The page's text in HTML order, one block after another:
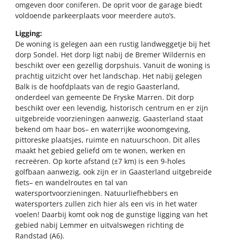
omgeven door coniferen. De oprit voor de garage biedt
voldoende parkeerplaats voor meerdere auto’s.
Ligging:
De woning is gelegen aan een rustig landweggetje bij het
dorp Sondel. Het dorp ligt nabij de Bremer Wildernis en
beschikt over een gezellig dorpshuis. Vanuit de woning is
prachtig uitzicht over het landschap. Het nabij gelegen
Balk is de hoofdplaats van de regio Gaasterland,
onderdeel van gemeente De Fryske Marren. Dit dorp
beschikt over een levendig, historisch centrum en er zijn
uitgebreide voorzieningen aanwezig. Gaasterland staat
bekend om haar bos– en waterrijke woonomgeving,
pittoreske plaatsjes, ruimte en natuurschoon. Dit alles
maakt het gebied geliefd om te wonen, werken en
recreëren. Op korte afstand (±7 km) is een 9-holes
golfbaan aanwezig, ook zijn er in Gaasterland uitgebreide
fiets– en wandelroutes en tal van
watersportvoorzieningen. Natuurliefhebbers en
watersporters zullen zich hier als een vis in het water
voelen! Daarbij komt ook nog de gunstige ligging van het
gebied nabij Lemmer en uitvalswegen richting de
Randstad (A6).